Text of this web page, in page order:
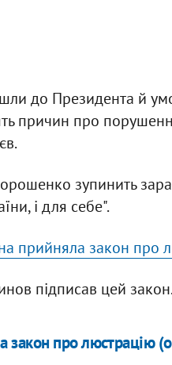
до Президента й
причин про
зупинить
і для себе".
прийняла закон про
підписав цей
закон про люстрацію